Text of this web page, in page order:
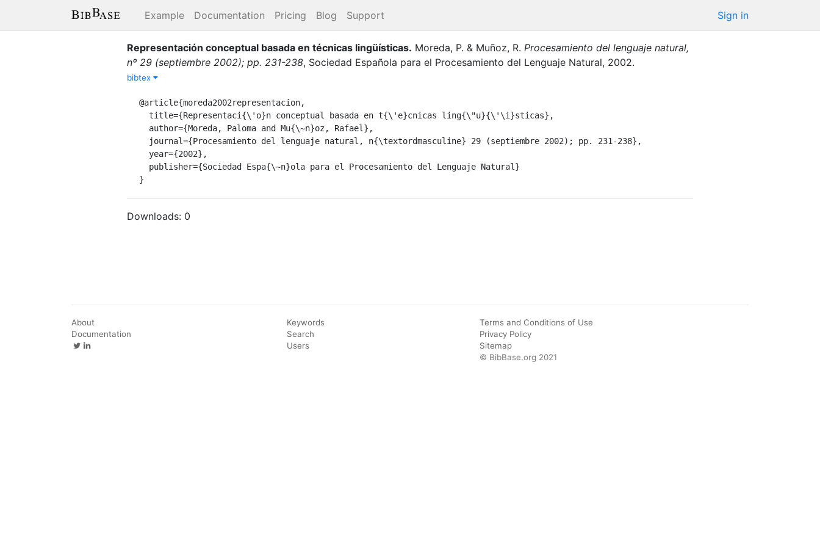
Example Documentation Pricing Blog Support Sign in
Representación conceptual basada en técnicas lingüı́sticas. Moreda, P. & Muñoz, R. Procesamiento del lenguaje natural,
nº 29 (septiembre 2002); pp. 231-238, Sociedad Española para el Procesamiento del Lenguaje Natural, 2002.
bibtex
@article{moreda2002representacion,
}
Downloads: 0
About
Documentation
Keywords
Search
Users
Terms and Conditions of Use
Privacy Policy
Sitemap
© BibBase.org 2021